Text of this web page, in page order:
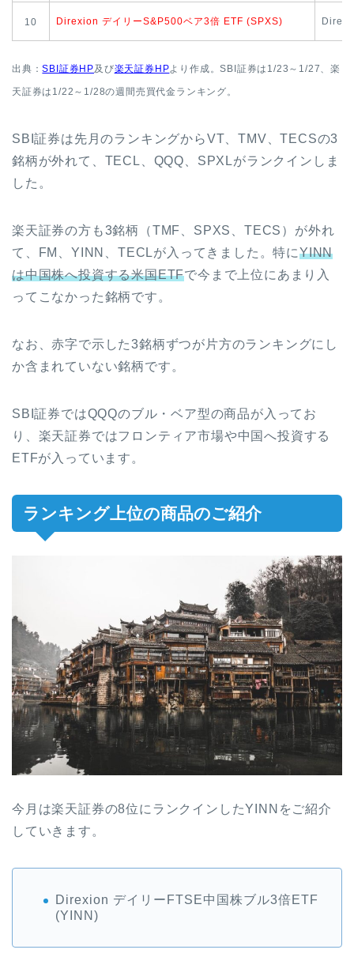
10 Direxion デイリーS&P500ベア3倍 ETF (SPXS)
出典：SBI証券HP及び楽天証券HPより作成。SBI証券は1/23 ～1/27 、楽
天証券は1/22～1/28の週間売買代金ランキング。
SBI証券は先月のランキングからVT、TMV、TECSの3
銘柄が外れて、TECL、QQQ、SPXLがランクインしま
した。
楽天証券の方も3銘柄（TMF、SPXS、TECS）が外れ
て、FM、YINN、TECLが入ってきました。特にYINN
は中国株へ投資する米国ETFで今まで上位にあまり入
ってこなかった銘柄です。
なお、赤字で示した3銘柄ずつが片方のランキングにし
か含まれていない銘柄です。
SBI証券ではQQQのブル・ベア型の商品が入ってお
り、楽天証券ではフロンティア市場や中国へ投資する
ETFが入っています。
ランキング上位の商品のご紹介
今月は楽天証券の8位にランクインしたYINNをご紹介
していきます。
Direxion デイリーFTSE中国株ブル3倍ETF
(YINN)